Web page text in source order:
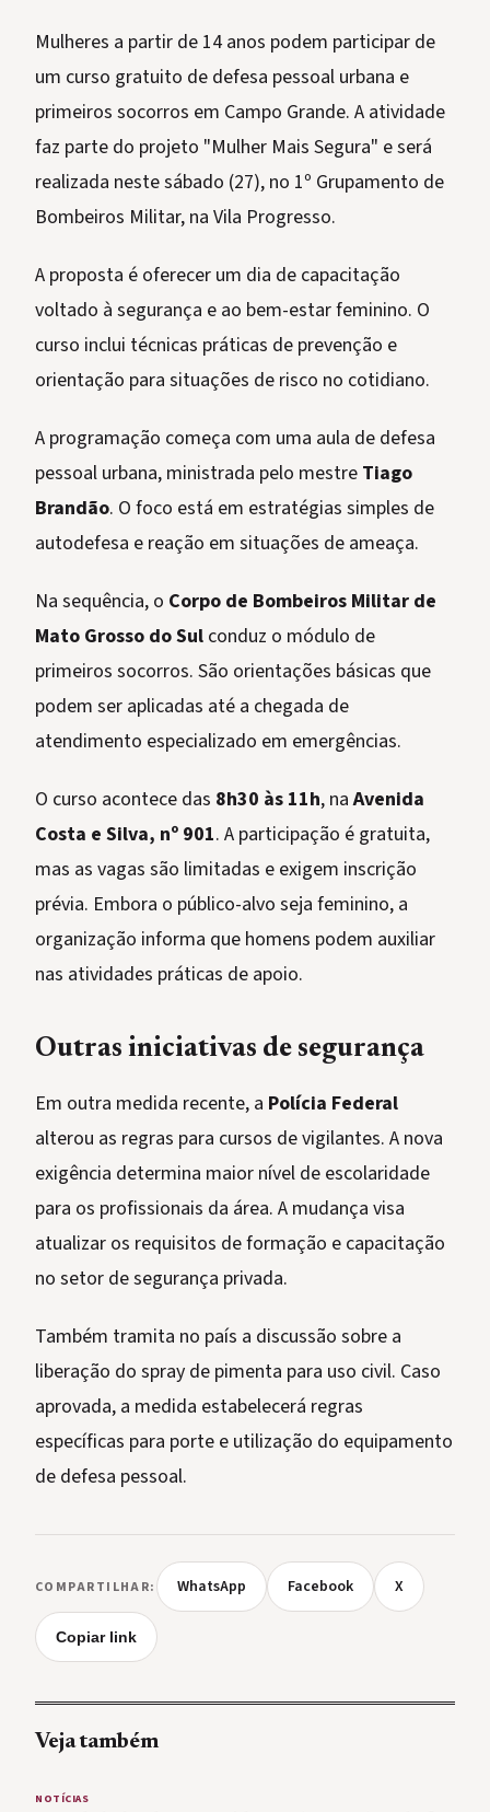
Mulheres a partir de 14 anos podem participar de
um curso gratuito de defesa pessoal urbana e
primeiros socorros em Campo Grande. A atividade
faz parte do projeto "Mulher Mais Segura" e será
realizada neste sábado (27), no 1º Grupamento de
Bombeiros Militar, na Vila Progresso.
A proposta é oferecer um dia de capacitação
voltado à segurança e ao bem-estar feminino. O
curso inclui técnicas práticas de prevenção e
orientação para situações de risco no cotidiano.
A programação começa com uma aula de defesa
pessoal urbana, ministrada pelo mestre Tiago
Brandão. O foco está em estratégias simples de
autodefesa e reação em situações de ameaça.
Na sequência, o Corpo de Bombeiros Militar de
Mato Grosso do Sul conduz o módulo de
primeiros socorros. São orientações básicas que
podem ser aplicadas até a chegada de
atendimento especializado em emergências.
O curso acontece das 8h30 às 11h, naAvenida
Costa e Silva, nº 901. A participação é gratuita,
mas as vagas são limitadas e exigem inscrição
prévia. Embora o público-alvo seja feminino, a
organização informa que homens podem auxiliar
nas atividades práticas de apoio.
Outras iniciativas de segurança
Em outra medida recente, a Polícia Federal
alterou as regras para cursos de vigilantes. A nova
exigência determina maior nível de escolaridade
para os profissionais da área. A mudança visa
atualizar os requisitos de formação e capacitação
no setor de segurança privada.
Também tramita no país a discussão sobre a
liberação do spray de pimenta para uso civil. Caso
aprovada, a medida estabelecerá regras
específicas para porte e utilização do equipamento
de defesa pessoal.
COMPARTILHAR: WhatsApp Facebook X
Copiar link
Veja também
NOTÍCIAS